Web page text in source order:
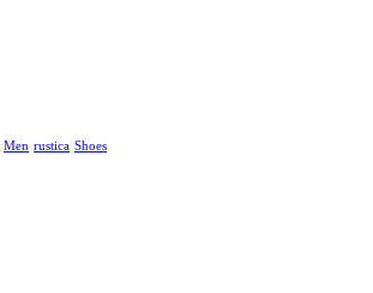
Men rustica Shoes